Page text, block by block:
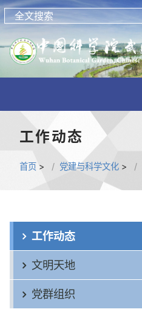
工作动态
首页 > 党建与科学文化 >
工作动态
文明天地
党群组织